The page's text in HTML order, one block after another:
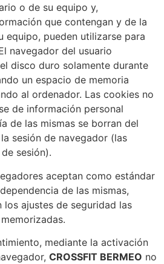
o de su equipo y,
que contengan y de la
equipo, pueden utilizarse para
navegador del usuario
disco duro solamente durante
un espacio de memoria
al ordenador. Las cookies no
de información personal
de las mismas se borran del
sesión de navegador (las
sesión).
aceptan como estándar
de las mismas,
los ajustes de seguridad las
mediante la activación
CROSSFIT BERMEO no